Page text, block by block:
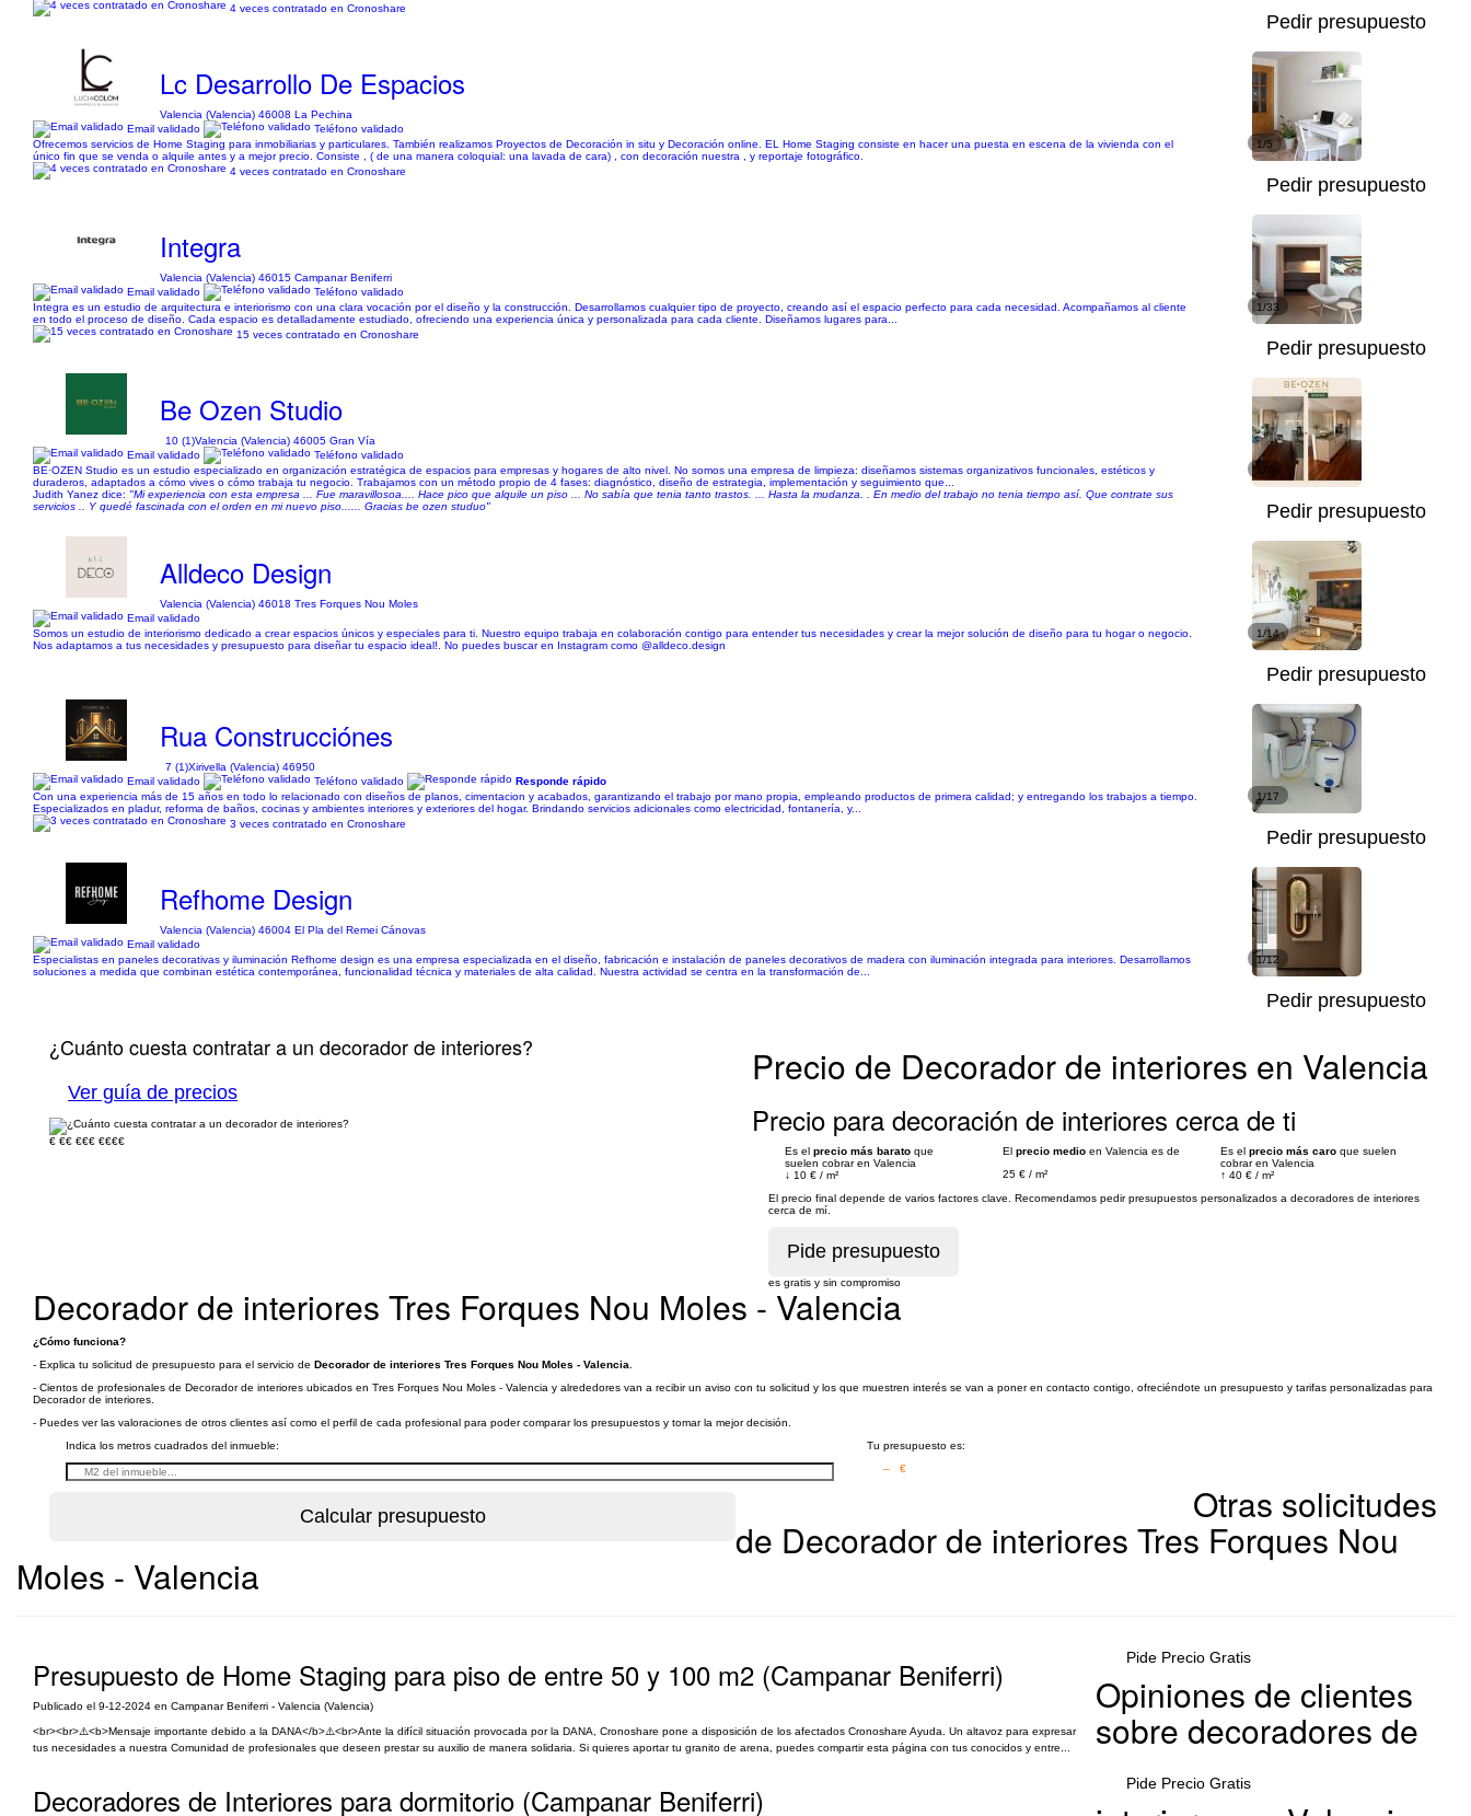
4 veces contratado en Cronoshare
Pedir presupuesto
Lc Desarrollo De Espacios
Valencia (Valencia) 46008 La Pechina
Email validado
Teléfono validado
Ofrecemos servicios de Home Staging para inmobiliarias y particulares. También realizamos Proyectos de Decoración in situ y Decoración online. EL Home Staging consiste en hacer una puesta en escena de la vivienda con el
único fin que se venda o alquile antes y a mejor precio. Consiste , ( de una manera coloquial: una lavada de cara) , con decoración nuestra , y reportaje fotográfico.
4 veces contratado en Cronoshare
1/5
Pedir presupuesto
Integra
Valencia (Valencia) 46015 Campanar Beniferri
Email validado
Teléfono validado
Integra es un estudio de arquitectura e interiorismo con una clara vocación por el diseño y la construcción. Desarrollamos cualquier tipo de proyecto, creando así el espacio perfecto para cada necesidad. Acompañamos al cliente
en todo el proceso de diseño. Cada espacio es detalladamente estudiado, ofreciendo una experiencia única y personalizada para cada cliente. Diseñamos lugares para...
15 veces contratado en Cronoshare
1/33
Pedir presupuesto
Be Ozen Studio
10 (1)Valencia (Valencia) 46005 Gran Vía
Email validado
Teléfono validado
BE·OZEN Studio es un estudio especializado en organización estratégica de espacios para empresas y hogares de alto nivel. No somos una empresa de limpieza: diseñamos sistemas organizativos funcionales, estéticos y
duraderos, adaptados a cómo vives o cómo trabaja tu negocio. Trabajamos con un método propio de 4 fases: diagnóstico, diseño de estrategia, implementación y seguimiento que...
Judith Yanez dice: "Mi experiencia con esta empresa ... Fue maravillosoa.... Hace pico que alquile un piso ... No sabía que tenia tanto trastos. ... Hasta la mudanza. . En medio del trabajo no tenia tiempo así. Que contrate sus
servicios .. Y quedé fascinada con el orden en mi nuevo piso...... Gracias be ozen studuo"
1/7
Pedir presupuesto
Alldeco Design
Valencia (Valencia) 46018 Tres Forques Nou Moles
Email validado
Somos un estudio de interiorismo dedicado a crear espacios únicos y especiales para ti. Nuestro equipo trabaja en colaboración contigo para entender tus necesidades y crear la mejor solución de diseño para tu hogar o negocio.
Nos adaptamos a tus necesidades y presupuesto para diseñar tu espacio ideal!. No puedes buscar en Instagram como @alldeco.design
1/14
Pedir presupuesto
Rua Construcciónes
7 (1)Xirivella (Valencia) 46950
Email validado
Teléfono validado
Responde rápido
Con una experiencia más de 15 años en todo lo relacionado con diseños de planos, cimentacion y acabados, garantizando el trabajo por mano propia, empleando productos de primera calidad; y entregando los trabajos a tiempo.
Especializados en pladur, reforma de baños, cocinas y ambientes interiores y exteriores del hogar. Brindando servicios adicionales como electricidad, fontanería, y...
3 veces contratado en Cronoshare
1/17
Pedir presupuesto
Refhome Design
Valencia (Valencia) 46004 El Pla del Remei Cánovas
Email validado
Especialistas en paneles decorativas y iluminación Refhome design es una empresa especializada en el diseño, fabricación e instalación de paneles decorativos de madera con iluminación integrada para interiores. Desarrollamos
soluciones a medida que combinan estética contemporánea, funcionalidad técnica y materiales de alta calidad. Nuestra actividad se centra en la transformación de...
1/12
Pedir presupuesto
¿Cuánto cuesta contratar a un decorador de interiores?
Ver guía de precios
€ €€ €€€ €€€€
Precio de Decorador de interiores en Valencia
Precio para decoración de interiores cerca de ti
Es el precio más barato que
suelen cobrar en Valencia
↓ 10 € / m²
El precio medio en Valencia es de
25 € / m²
Es el precio más caro que suelen
cobrar en Valencia
↑ 40 € / m²
El precio final depende de varios factores clave. Recomendamos pedir presupuestos personalizados a decoradores de interiores
cerca de mí.
es gratis y sin compromiso
Decorador de interiores Tres Forques Nou Moles - Valencia
¿Cómo funciona?
- Explica tu solicitud de presupuesto para el servicio de Decorador de interiores Tres Forques Nou Moles - Valencia
- Cientos de profesionales de Decorador de interiores ubicados en Tres Forques Nou Moles - Valencia y alrededores van a recibir un aviso con tu solicitud y los que muestren interés se van a poner en contacto contigo, ofreciéndote un presupuesto y tarifas personalizadas para
Decorador de interiores.
- Puedes ver las valoraciones de otros clientes así como el perfil de cada profesional para poder comparar los presupuestos y tomar la mejor decisión.
Indica los metros cuadrados del inmueble:
Tu presupuesto es:
– €
Otras solicitudes
de Decorador de interiores Tres Forques Nou
Moles - Valencia
Presupuesto de Home Staging para piso de entre 50 y 100 m2 (Campanar Beniferri)
Publicado el 9-12-2024 en Campanar Beniferri - Valencia (Valencia)
<br><br>⚠️<b>Mensaje importante debido a la DANA</b>⚠️<br>Ante la difícil situación provocada por la DANA, Cronoshare pone a disposición de los afectados Cronoshare Ayuda. Un altavoz para expresar
tus necesidades a nuestra Comunidad de profesionales que deseen prestar su auxilio de manera solidaria. Si quieres aportar tu granito de arena, puedes compartir esta página con tus conocidos y entre...
Pide Precio Gratis
Decoradores de Interiores para dormitorio (Campanar Beniferri) Pide Precio Gratis
Opiniones de clientes
sobre decoradores de